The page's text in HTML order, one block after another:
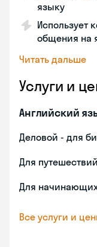
языку
Использует
общения на
Читать дальше
Услуги и
Английский
Деловой - для
Для путешествий
Для
Все услуги и